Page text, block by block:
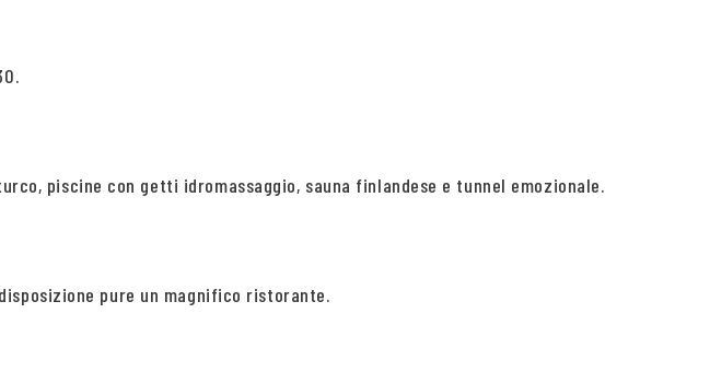
piscine con getti idromassaggio, sauna finlandese e tunnel emozionale.
pure un magnifico ristorante.